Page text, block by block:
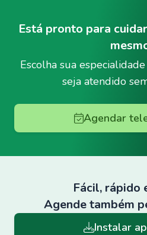
Está pronto para
Escolha sua
seja atendido
Agendar
Fácil, rápido
Agende também
Instalar